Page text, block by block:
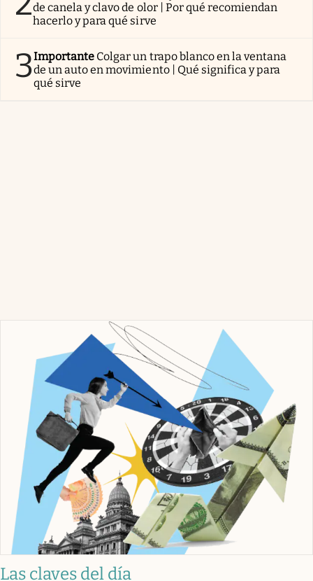
de canela y clavo de olor | Por qué recomiendan
hacerlo y para qué sirve
3Importante Colgar un trapo blanco en la ventana
de un auto en movimiento | Qué significa y para
qué sirve
Las claves del día